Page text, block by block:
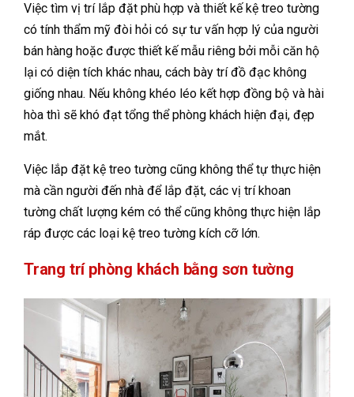
Việc tìm vị trí lắp đặt phù hợp và thiết kế kệ treo tường
có tính thẩm mỹ đòi hỏi có sự tư vấn hợp lý của người
bán hàng hoặc được thiết kế mẫu riêng bởi mỗi căn hộ
lại có diện tích khác nhau, cách bày trí đồ đạc không
giống nhau. Nếu không khéo léo kết hợp đồng bộ và hài
hòa thì sẽ khó đạt tổng thể phòng khách hiện đại, đẹp
mắt.
Việc lắp đặt kệ treo tường cũng không thể tự thực hiện
mà cần người đến nhà để lắp đặt, các vị trí khoan
tường chất lượng kém có thể cũng không thực hiện lắp
ráp được các loại kệ treo tường kích cỡ lớn.
Trang trí phòng khách bằng sơn tường